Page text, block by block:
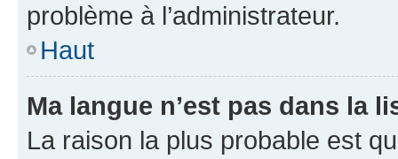
problème à l’administrateur.
Haut
Ma langue n’est pas dans la
La raison la plus probable est